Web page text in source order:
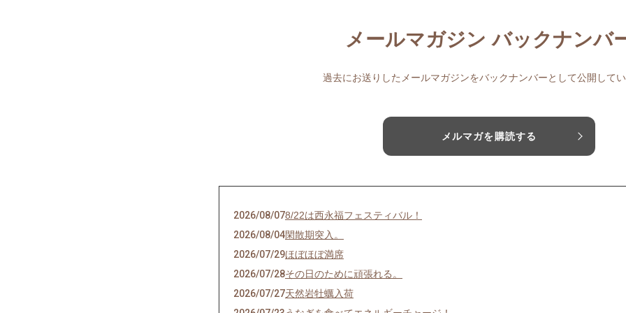
メールマガジン バックナンバ
過去にお送りしたメールマガジンをバックナンバーとして公開してい
メルマガを購読する
2026/08/078/22は西永福フェスティバル！
2026/08/04閑散期突入。
2026/07/29ほぼほぼ満席
2026/07/28その日のために頑張れる。
2026/07/27天然岩牡蠣入荷